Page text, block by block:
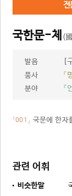
전
국한문-체 (
발음 [
품사
「
분야
『
「001」 국문에 한자
관련 어휘
비슷한말